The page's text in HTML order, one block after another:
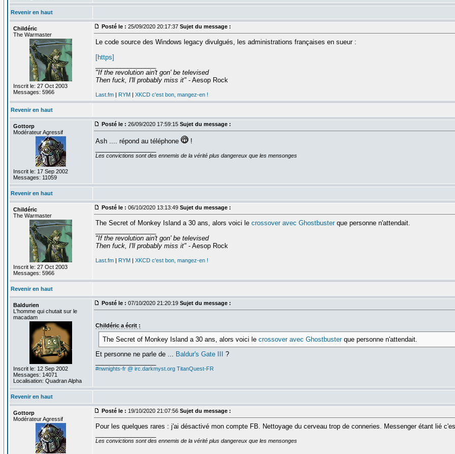
Revenir en haut
Childéric
The Warmaster
Inscrit le: 27 Oct 2003
Messages: 5966
Posté le : 25/09/2020 20:17:37 Sujet du message :
Le code source des Windows legacy divulgués, les administrations françaises en sueur :
[https]
"If the revolution ain't gon' be televised
Then fuck, I'll probably miss it"- Aesop Rock
Last.fm| RYM| XKCD c'est bon, mangez-en !
Revenir en haut
Gottorp
Modérateur Agressif
Inscrit le: 17 Sep 2002
Messages: 11059
Posté le : 26/09/2020 17:59:15 Sujet du message :
Ash .... répond au téléphone
!
Les convictions sont des ennemis de la vérité plus dangereux que les mensonges
Revenir en haut
Childéric
The Warmaster
Inscrit le: 27 Oct 2003
Messages: 5966
Posté le : 06/10/2020 13:13:49 Sujet du message :
The Secret of Monkey Island a 30 ans, alors voici le crossover avec Ghostbusterque personne n'attendait.
"If the revolution ain't gon' be televised
Then fuck, I'll probably miss it"- Aesop Rock
Last.fm| RYM| XKCD c'est bon, mangez-en !
Revenir en haut
Baldurien
L'homme qui chutait sur le
macadam
Inscrit le: 12 Sep 2002
Messages: 14071
Localisation: Quadran Alpha
Posté le : 07/10/2020 21:20:19 Sujet du message :
Childéric a écrit :
The Secret of Monkey Island a 30 ans, alors voici le crossover avec Ghostbusterque personne n'attendait.
Et personne ne parle de ... Baldur's Gate III
?
#nwnights-fr @ irc.darkmyst.org TitanQuest-FR
Revenir en haut
Gottorp
Modérateur Agressif
Posté le : 19/10/2020 21:07:56 Sujet du message :
Pour les quelques rares : j'ai désactivé mon compte FB. Nettoyage du cerveau trop de conneries. Messenger étant lié
Les convictions sont des ennemis de la vérité plus dangereux que les mensonges